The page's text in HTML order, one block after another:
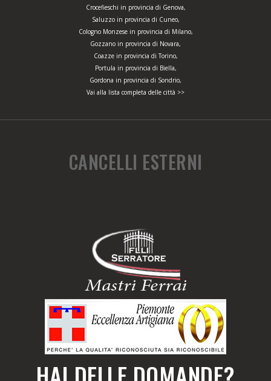
Crocefieschi in provincia di Genova,
Saluzzo in provincia di Cuneo,
Cologno Monzese in provincia di Milano,
Gozzano in provincia di Novara,
Coazze in provincia di Torino,
Portula in provincia di Biella,
Gordona in provincia di Sondrio,
Vai alla lista completa delle città >>
CANCELLI ESTERNI